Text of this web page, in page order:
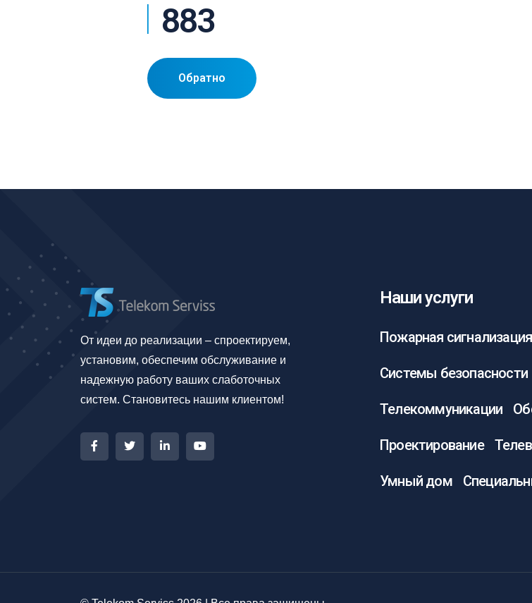
883
Обратно
От идеи до реализации – спроектируем,
установим, обеспечим обслуживание и
надежную работу ваших слаботочных
систем. Становитесь нашим клиентом!
Наши услуги
Пожарная сигнализация
Системы безопасности
Телекоммуникации
Проектирование
Умный дом